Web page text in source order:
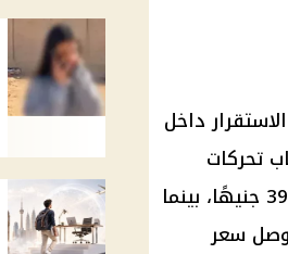
من الاستقرار داخل
تحركات
سعرية كبيرة لدى الشركات المنتجة. وبلغ سعر طن حديد عز نحو 39931 جنيهًا، بينما
في حين وصل سعر